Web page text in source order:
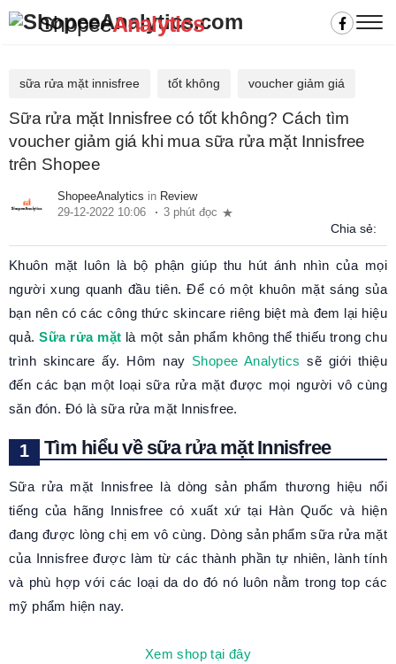
ShopeeAnalytics
sữa rửa mặt innisfree tốt không voucher giảm giá
Sữa rửa mặt Innisfree có tốt không? Cách tìm
voucher giảm giá khi mua sữa rửa mặt Innisfree
trên Shopee
ShopeeAnalytics in Review
29-12-2022 10:06
3 phút đọc
Chia sẻ:
Khuôn mặt luôn là bộ phận giúp thu hút ánh nhìn của mọi
người xung quanh đầu tiên. Để có một khuôn mặt sáng sủa
bạn nên có các công thức skincare riêng biệt mà đem lại hiệu
quả.Sữa rửa mặt là một sản phẩm không thể thiếu trong chu
trình skincare ấy. Hôm nay Shopee Analytics sẽ giới thiệu
đến các bạn một loại sữa rửa mặt được mọi người vô cùng
săn đón. Đó là sữa rửa mặt Innisfree.
Tìm hiểu về sữa rửa mặt Innisfree
Sữa rửa mặt Innisfree là dòng sản phẩm thương hiệu nổi
tiếng của hãng Innisfree có xuất xứ tại Hàn Quốc và hiện
đang được lòng chị em vô cùng. Dòng sản phẩm sữa rửa mặt
của Innisfree được làm từ các thành phần tự nhiên, lành tính
và phù hợp với các loại da do đó nó luôn nằm trong top các
mỹ phẩm hiện nay.
Xem shop tại đây